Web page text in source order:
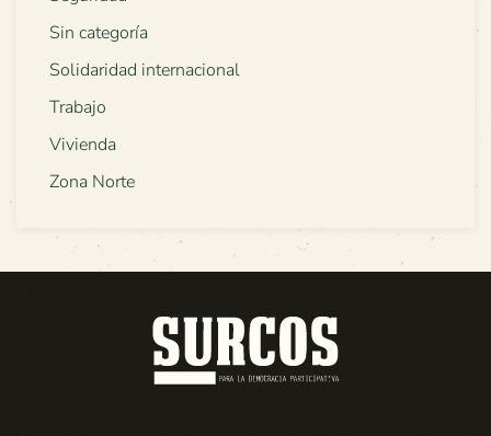
Sin categoría
Solidaridad internacional
Trabajo
Vivienda
Zona Norte